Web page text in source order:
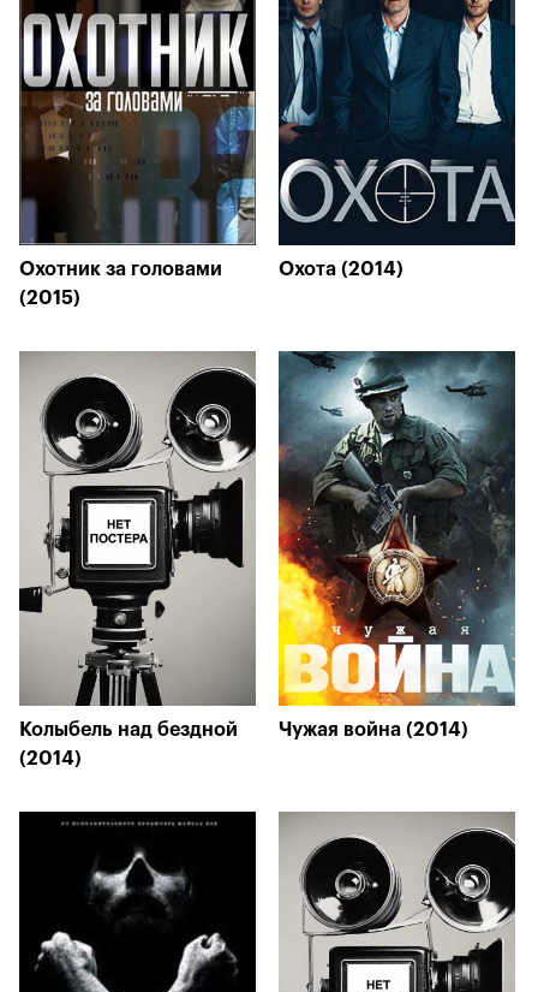
Охотник за головами
(2015)
Охота (2014)
Колыбель над бездной
(2014)
Чужая война (2014)